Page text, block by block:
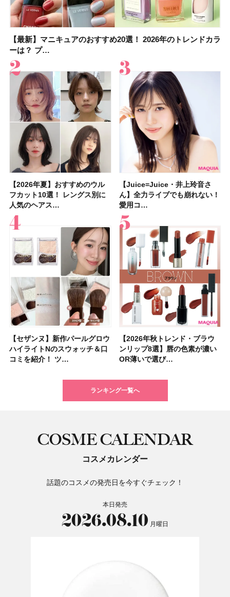
【最新】マニキュアのおすすめ20選！ 2026年のトレンドカラ
ーは？ プ…
【2026年夏】おすすめのウル
フカット10選！ レングス別に
人気のヘアス…
【Juice=Juice・井上玲音さ
ん】全力ライブでも崩れない！
愛用コ…
【セザンヌ】新作パールグロウ
ハイライトNのスウォッチ＆口
コミを紹介！ ツ…
【2026年秋トレンド・ブラウ
ンリップ8選】唇の色素が濃い
OR薄いで選び…
大野真理子さんのリピ買い「ブライトニング」14選！ 透明肌
の秘訣を公開
【石井美保さん】おすすめの
「ブライトニング」11選！ ス
キンケアからサプ…
【2026夏】「大人のニキビケ
ア」ランキングTOP5！＜マキ
アビューティ…
【クリスマスコフレ2026】ク
リニークのホリデーコフレを一
挙紹介！ 人気…
【クリスマスコフレ2026】ポ
ーラ「B.A」から、冬の特別コ
フレ2種が登…
【最新】マニキュアのおすすめ20選！ 2026年のトレンドカラ
ーは？ プ…
【Juice=Juice・井上玲音さ
ん】全力ライブでも崩れない！
愛用コ…
【セザンヌ】新作パールグロウ
ハイライトNのスウォッチ＆口
コミを紹介！ ツ…
【2026年秋トレンド・ブラウ
ンリップ8選】唇の色素が濃い
OR薄いで選び…
【2026年最新】落ちないアイ
ブロウおすすめ18選！ 汗に強
い眉ペンシル…
【2026夏】「香水・フレグランス」ランキングTOP5！＜美
容マニア・マ…
【2026年】ボディ用日焼け止
めUVのおすすめ20選！ この夏
注目の人気…
【クリスマスコフレ2026】
HACCIのホリデーギフトが豪華
すぎると話題…
【クリスマスコフレ2026】ハ
ウス オブ ローゼは今年もムー
ミンとの限定…
【ニベア】美容液リップクリー
ム＆ボディスクラブが新登場！
大人気の色付き…
【おすすめダイエットサプリ８選】食べすぎた日をサポー
ト！選び方＆糖質・脂…
【板野友美さんの美活】「実は
うねりやすいクセ毛なんです」
美しいロングヘア…
【美容系・伊能忠敬界隈】目指
すは日本縦断！ 山之内すずさ
んが100km歩…
【石井美保さんのおすすめお菓
子＆お茶10選】手土産にもぴっ
たり
【美容系・伊能忠敬界隈】上西
星来さんは5年間1日1万歩を継
続！ 歩くとき…
【2026年夏】おすすめのウルフカット10選！ レングス別に人
気のヘアス…
【2026年夏】40代におすすめ
の髪型30選！ 若く見える・手
入れが楽な…
【2026年夏】おすすめの髪型
36選！ショート・ボブ・ミディ
アム・ロング…
【最新】髪のうねり・広がり・
くせ毛におすすめのシャンプー
17選
【2026年夏】小顔に見えるボ
ブの髪型37選！ レイヤー・切
りっぱなしな…
【橋本環奈さんの美容Q&A】顔用コスメで全身ケア！「お尻
や脚も喜んでくれ…
【フォロー＆いいねで当たる】
中国割烹旅館 掬水亭の宿泊券
を1組2名様にプ…
【鈴木えみさんの愛用品30選】
コスメ・スキンケア・ヘアケア
etc.お気に…
【読者プレゼント】羽の見えな
いハンディファン
「baramood」を3名様…
【2026年8月の一粒万倍日】お
すすめの開運コスメ＆美容アイ
テム10選！
【セザンヌ新色】ブライトカラーシーラーを全色レビュー！
色補正効果をビフォ…
【新色追加】セザンヌ「ウォー
タリーティントリップ」全色レ
ビュー｜イエベ・…
【セザンヌ】8/7新色追加！
「ウォータリーティントリップ
」10モモピュ…
【セザンヌ】「ブライトカラー
シーラー」新色グリーンが8/7
に発売｜既存色…
【ルナソルアイシャドウ】アイ
カラーレーションN新色・限定
色をイエベ・ブ…
ランキング一覧へ
COSME CALENDAR
コスメカレンダー
話題のコスメの発売日を今すぐチェック！
本日発売
2026.08.10 月曜日